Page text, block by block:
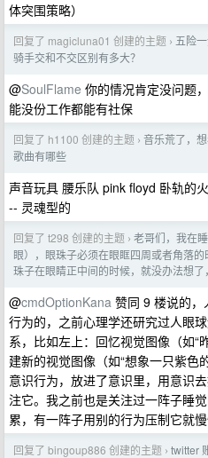
体突围策略）
回复了 magicluna01 创建的主题 › 五险
骑手交和不交区别有多大？
@SoulFlame 你的情况肯定没问题
能没份工作都能有社保
回复了 h1100 创建的主题 › 音乐荒了，
歌曲有哪些
声音玩具 腰乐队 pink floyd 卧轨的
-- 灵魂型的
回复了 t298 创建的主题 › 老哥们，我在
眼），眼珠子必须在眼眶四周或者角落
珠子在眼睛正中间的时候，就没办法想了
@cmdOptionKana 赞同 9 楼说的
行为的，之前心理学还研究过人眼
系，比如左上：回忆视觉图像（如“
建新的视觉图像（如“想象一只紫色
意识行为，放进了意识里，用意识
注它。我之前也是关注过一阵子睡
累，有一阵子用别的行为压制它就慢
回复了 bingoup886 创建的主题 › twitter